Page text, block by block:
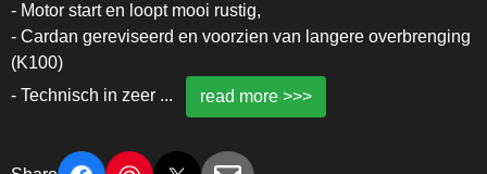
- Motor start en loopt mooi rustig,
- Cardan gereviseerd en voorzien van langere overbrenging
(K100)
- Technisch in zeer ... read more >>>